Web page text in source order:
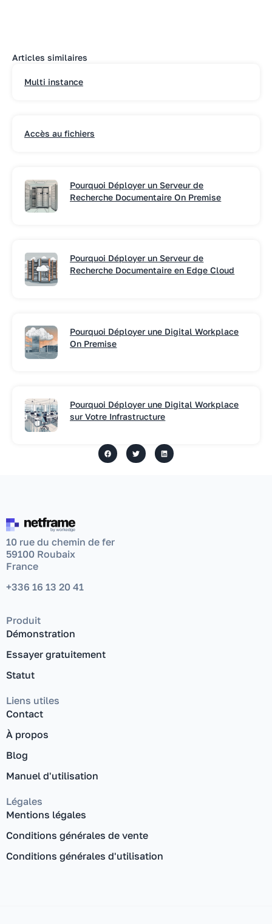
Articles similaires
Multi instance
Accès au fichiers
Pourquoi Déployer un Serveur de
Recherche Documentaire On Premise
Pourquoi Déployer un Serveur de
Recherche Documentaire en Edge Cloud
Pourquoi Déployer une Digital Workplace
On Premise
Pourquoi Déployer une Digital Workplace
sur Votre Infrastructure
10 rue du chemin de fer
59100 Roubaix
France
+336 16 13 20 41
Produit
Démonstration
Essayer gratuitement
Statut
Liens utiles
Contact
À propos
Blog
Manuel d'utilisation
Légales
Mentions légales
Conditions générales de vente
Conditions générales d'utilisation